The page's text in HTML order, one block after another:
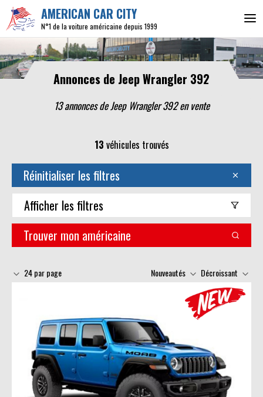
AMERICAN CAR CITY
N°1 de la voiture américaine depuis 1999
Annonces de Jeep Wrangler 392
13 annonces de Jeep Wrangler 392 en vente
13 véhicules trouvés
Réinitialiser les filtres
Afficher les filtres
Trouver mon américaine
24 par page Nouveautés Décroissant